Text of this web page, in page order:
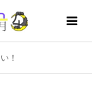
！